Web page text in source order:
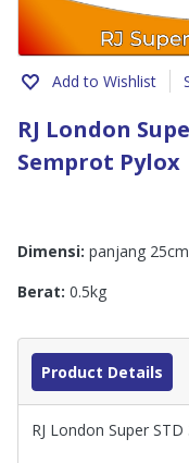
Add to Wishlist
RJ London
Semprot Pylox
Dimensi: panjang
Berat: 0.5kg
Product Details
RJ London Super